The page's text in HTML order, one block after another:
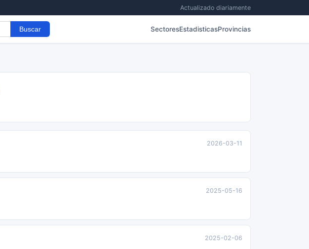
Actualizado diariamente
Buscar SectoresEstadisticasProvincias
2026-03-11
2025-05-16
2025-02-06